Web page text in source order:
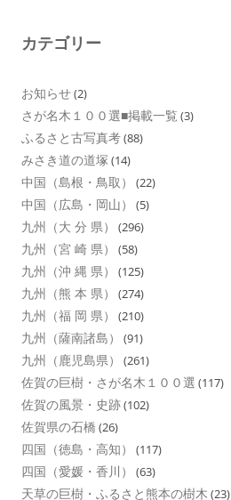
カテゴリー
お知らせ(2)
さが名木１００選■掲載一覧 (3)
ふるさと古写真考(88)
みさき道の道塚 (14)
中国（島根・鳥取） (22)
中国（広島・岡山） (5)
九州（大 分 県） (296)
九州（宮 崎 県） (58)
九州（沖 縄 県） (125)
九州（熊 本 県） (274)
九州（福 岡 県） (210)
九州（薩南諸島） (91)
九州（鹿児島県） (261)
佐賀の巨樹・さが名木１００選 (117)
佐賀の風景・史跡(102)
佐賀県の石橋 (26)
四国（徳島・高知） (117)
四国（愛媛・香川） (63)
天草の巨樹・ふるさと熊本の樹木 (23)